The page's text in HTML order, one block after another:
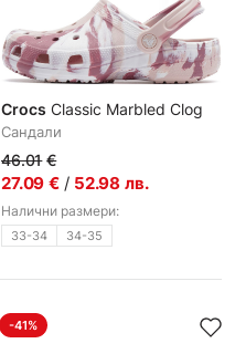
Crocs Classic Marbled Clog
Сандали
46.01 €
27.09 € / 52.98 лв.
Налични размери:
33-34 34-35
-41%